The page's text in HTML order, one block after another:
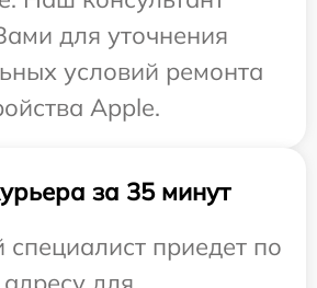
для уточнения
условий ремонта
Apple.
за 35 минут
специалист приедет по